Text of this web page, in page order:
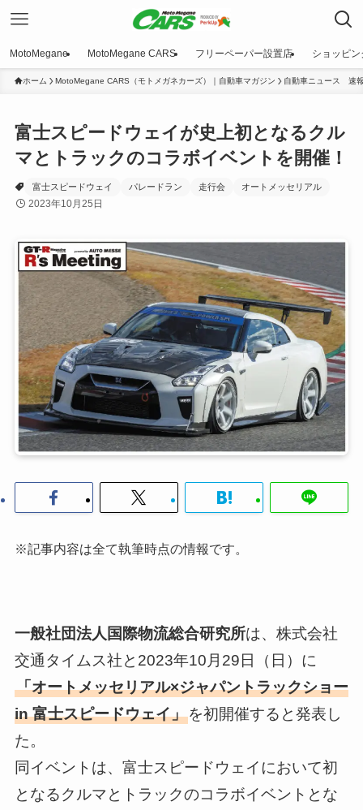
MotoMegane MotoMegane CARS フリーペーパー設置店 ショッピン
ホーム MotoMegane CARS（モトメガネカーズ）｜自動車マガジン 自動車ニュース 速
富士スピードウェイが史上初となるクル
マとトラックのコラボイベントを開催！
富士スピードウェイ パレードラン 走行会 オートメッセリアル
2023年10月25日
※記事内容は全て執筆時点の情報です。
一般社団法人国際物流総合研究所は、株式会社
交通タイムス社と2023年10月29日（日）に
「オートメッセリアル×ジャパントラックショー
in 富士スピードウェイ」を初開催すると発表し
た。
同イベントは、富士スピードウェイにおいて初
となるクルマとトラックのコラボイベントとな